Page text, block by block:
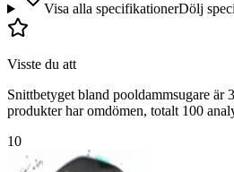
Visa alla specifikationerDölj
Visste du att
Snittbetyget bland pooldammsugare är
produkter har omdömen, totalt 100
10